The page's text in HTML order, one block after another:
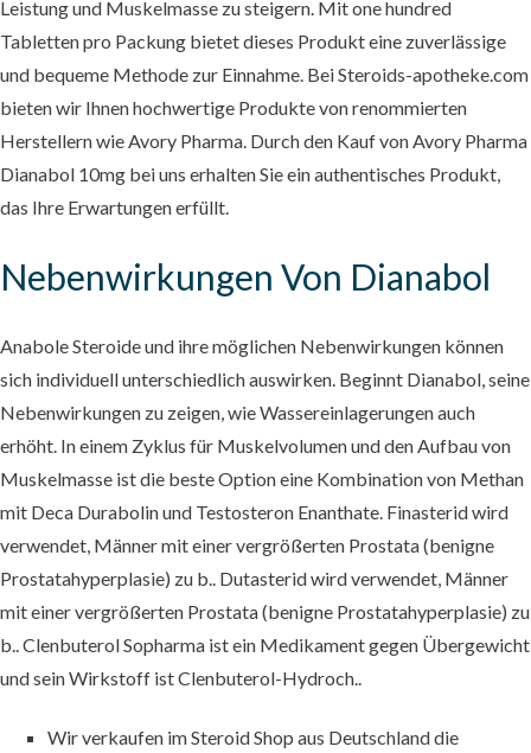
Leistung und Muskelmasse zu steigern. Mit one hundred
Tabletten pro Packung bietet dieses Produkt eine zuverlässige
und bequeme Methode zur Einnahme. Bei Steroids-apotheke.com
bieten wir Ihnen hochwertige Produkte von renommierten
Herstellern wie Avory Pharma. Durch den Kauf von Avory Pharma
Dianabol 10mg bei uns erhalten Sie ein authentisches Produkt,
das Ihre Erwartungen erfüllt.
Nebenwirkungen Von Dianabol
Anabole Steroide und ihre möglichen Nebenwirkungen können
sich individuell unterschiedlich auswirken. Beginnt Dianabol, seine
Nebenwirkungen zu zeigen, wie Wassereinlagerungen auch
erhöht. In einem Zyklus für Muskelvolumen und den Aufbau von
Muskelmasse ist die beste Option eine Kombination von Methan
mit Deca Durabolin und Testosteron Enanthate. Finasterid wird
verwendet, Männer mit einer vergrößerten Prostata (benigne
Prostatahyperplasie) zu b.. Dutasterid wird verwendet, Männer
mit einer vergrößerten Prostata (benigne Prostatahyperplasie) zu
b.. Clenbuterol Sopharma ist ein Medikament gegen Übergewicht
und sein Wirkstoff ist Clenbuterol-Hydroch..
Wir verkaufen im Steroid Shop aus Deutschland die